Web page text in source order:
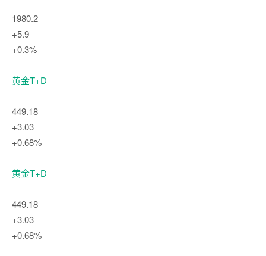
1980.2
+5.9
+0.3%
黄金T+D
449.18
+3.03
+0.68%
黄金T+D
449.18
+3.03
+0.68%